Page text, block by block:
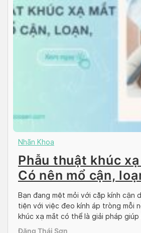
Nhãn Khoa
Phẫu thuật khúc
Có nên mổ cận,
thị?
Bạn đang mệt mỏi với cặp kính cận
tiện với việc đeo kính áp tròng mỗi
khúc xạ mắt có thể là giải pháp
rõ nét và tự tin hơn. Nhưng phẫu
Đặng Thái Sơn